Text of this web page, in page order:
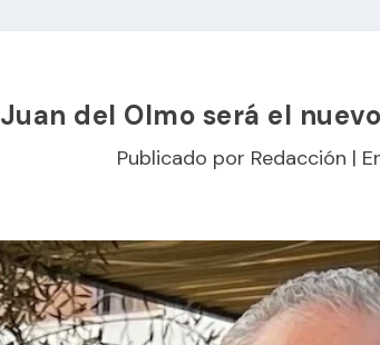
Juan del Olmo será el
Publicado por Redacción |